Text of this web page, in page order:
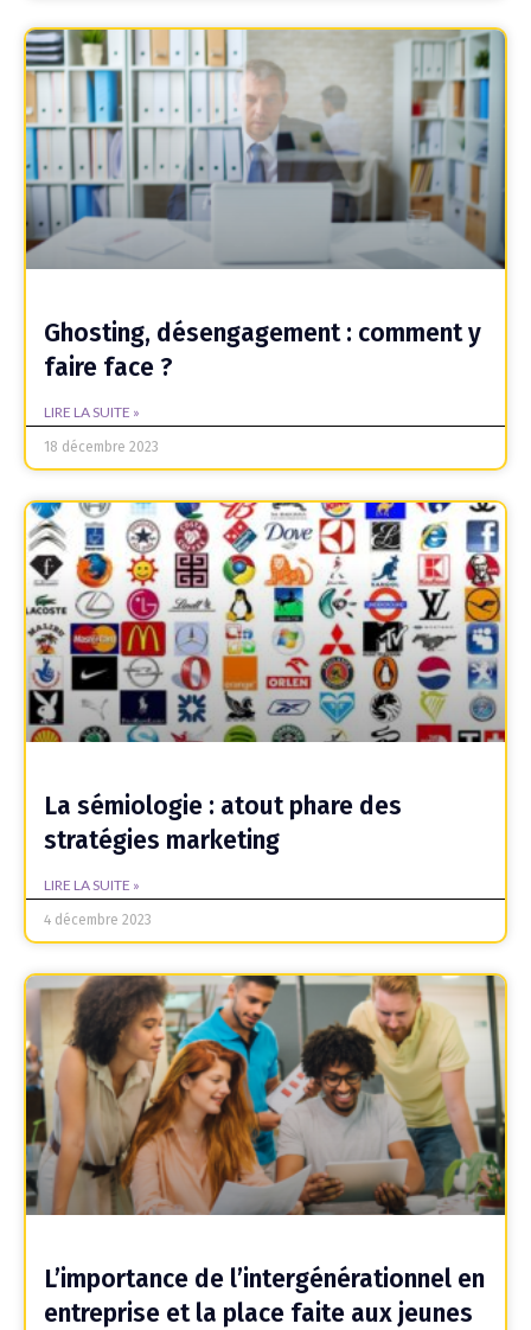
Ghosting, désengagement : comment y
faire face ?
LIRE LA SUITE »
18 décembre 2023
La sémiologie : atout phare des
stratégies marketing
LIRE LA SUITE »
4 décembre 2023
L’importance de l’intergénérationnel en
entreprise et la place faite aux jeunes